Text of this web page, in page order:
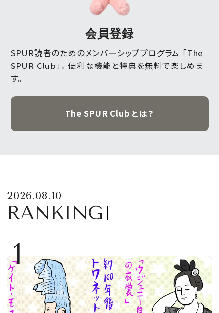
会員登録
SPUR読者のためのメンバーシッププログラム 「The
SPUR Club」。 便利な機能と特典を無料で楽しめま
す。
The SPUR Club とは？
2026.08.10
RANKING
1